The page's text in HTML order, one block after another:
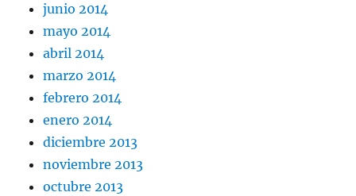
junio 2014
mayo 2014
abril 2014
marzo 2014
febrero 2014
enero 2014
diciembre 2013
noviembre 2013
octubre 2013